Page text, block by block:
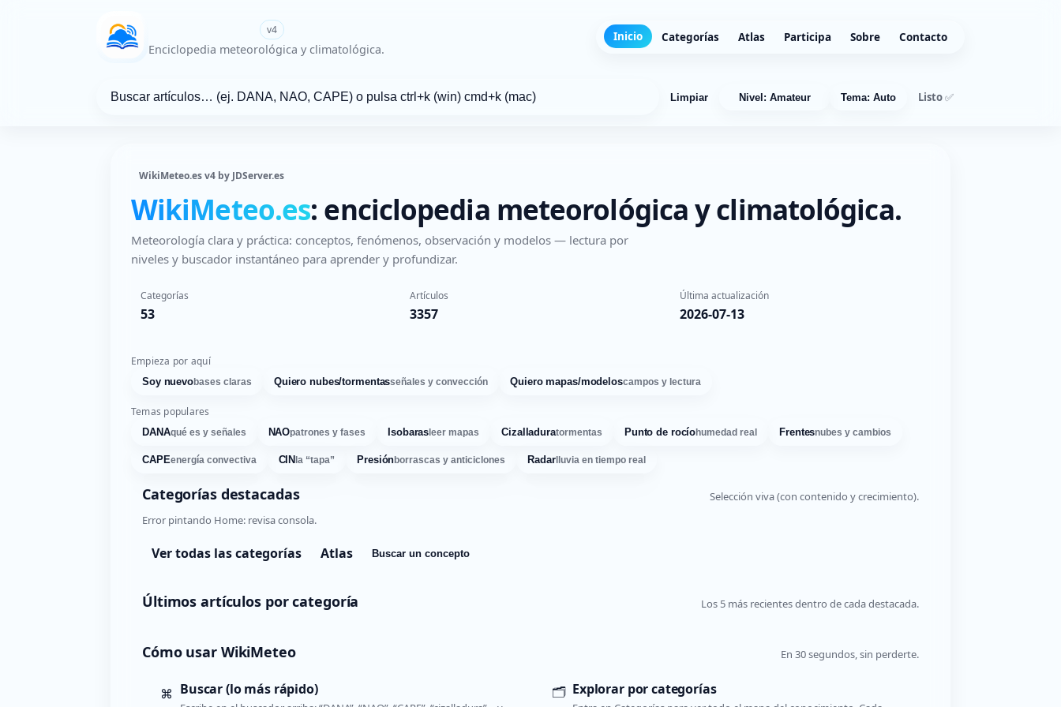
WikiMeteo.es v4
Enciclopedia meteorológica y climatológica.
Inicio Categorías Atlas Participa Sobre Contacto
Limpiar Nivel: Amateur Tema: Auto Listo ✅
WikiMeteo.es v4 by JDServer.es
WikiMeteo.es: enciclopedia meteorológica y climatológica.
Meteorología clara y práctica: conceptos, fenómenos, observación y modelos — lectura por
niveles y buscador instantáneo para aprender y profundizar.
Categorías
53
Artículos
3357
Última actualización
2026-07-13
Empieza por aquí
Soy nuevobases claras Quiero nubes/tormentasseñales y convección Quiero mapas/modeloscampos y lectura
Temas populares
DANAqué es y señales NAOpatrones y fases Isobarasleer mapas Cizalladuratormentas Punto de rocíohumedad real Frentesnubes y cambios
CAPEenergía convectiva CIN la “tapa” Presiónborrascas y anticiclones Radarlluvia en tiempo real
Categorías destacadas
Selección viva (con contenido y crecimiento).
Error pintando Home: revisa consola.
Ver todas las categorías Atlas Buscar un concepto
Últimos artículos por categoría Los 5 más recientes dentro de cada destacada.
Cómo usar WikiMeteo En 30 segundos, sin perderte.
⌘ Buscar (lo más rápido) 🗂️ Explorar por categorías